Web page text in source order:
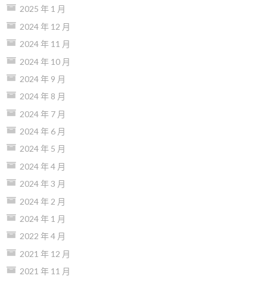
2025 年 1 月
2024 年 12 月
2024 年 11 月
2024 年 10 月
2024 年 9 月
2024 年 8 月
2024 年 7 月
2024 年 6 月
2024 年 5 月
2024 年 4 月
2024 年 3 月
2024 年 2 月
2024 年 1 月
2022 年 4 月
2021 年 12 月
2021 年 11 月